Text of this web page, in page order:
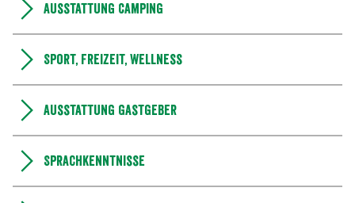
Ausstattung Camping
Sport, Freizeit, Wellness
Ausstattung Gastgeber
Sprachkenntnisse